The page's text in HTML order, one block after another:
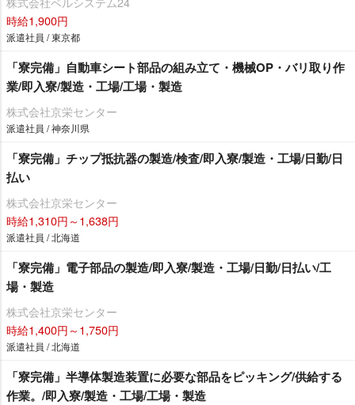
時給1,900円
派遣社員 / 東京都
「寮完備」自動車シート部品の組み立て・機械OP・バリ取り作
業/即入寮/製造・工場/工場・製造
株式会社京栄センター
派遣社員 / 神奈川県
「寮完備」チップ抵抗器の製造/検査/即入寮/製造・工場/日勤/日
払い
株式会社京栄センター
時給1,310円～1,638円
派遣社員 / 北海道
「寮完備」電子部品の製造/即入寮/製造・工場/日勤/日払い/工
場・製造
株式会社京栄センター
時給1,400円～1,750円
派遣社員 / 北海道
「寮完備」半導体製造装置に必要な部品をピッキング/供給する
作業。/即入寮/製造・工場/工場・製造